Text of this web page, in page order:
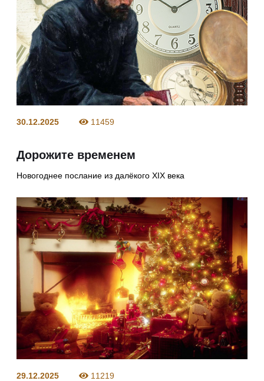
30.12.2025 11459
Дорожите временем
Новогоднее послание из далёкого XIX века
29.12.2025 11219